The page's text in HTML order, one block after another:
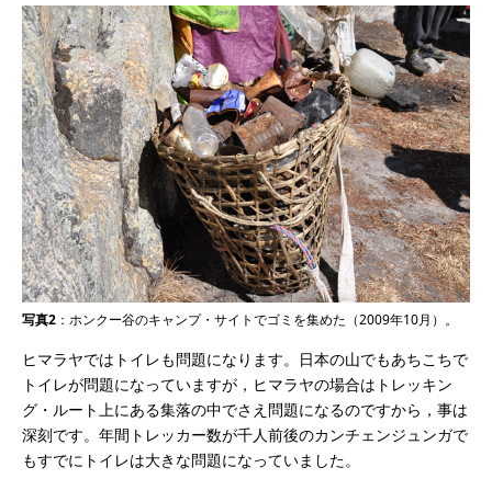
写真2 ：ホンクー谷のキャンプ・サイトでゴミを集めた（2009年10月）。
ヒマラヤではトイレも問題になります。日本の山でもあちこちで
トイレが問題になっていますが，ヒマラヤの場合はトレッキン
グ・ルート上にある集落の中でさえ問題になるのですから，事は
深刻です。年間トレッカー数が千人前後のカンチェンジュンガで
もすでにトイレは大きな問題になっていました。